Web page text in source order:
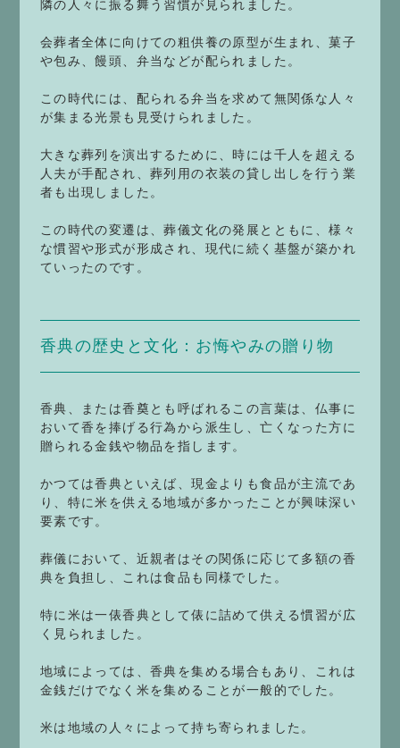
隣の人々に振る舞う習慣が見られました。
会葬者全体に向けての粗供養の原型が生まれ、菓子
や包み、饅頭、弁当などが配られました。
この時代には、配られる弁当を求めて無関係な人々
が集まる光景も見受けられました。
大きな葬列を演出するために、時には千人を超える
人夫が手配され、葬列用の衣装の貸し出しを行う業
者も出現しました。
この時代の変遷は、葬儀文化の発展とともに、様々
な慣習や形式が形成され、現代に続く基盤が築かれ
ていったのです。
香典の歴史と文化：お悔やみの贈り物
香典、または香奠とも呼ばれるこの言葉は、仏事に
おいて香を捧げる行為から派生し、亡くなった方に
贈られる金銭や物品を指します。
かつては香典といえば、現金よりも食品が主流であ
り、特に米を供える地域が多かったことが興味深い
要素です。
葬儀において、近親者はその関係に応じて多額の香
典を負担し、これは食品も同様でした。
特に米は一俵香典として俵に詰めて供える慣習が広
く見られました。
地域によっては、香典を集める場合もあり、これは
金銭だけでなく米を集めることが一般的でした。
米は地域の人々によって持ち寄られました。